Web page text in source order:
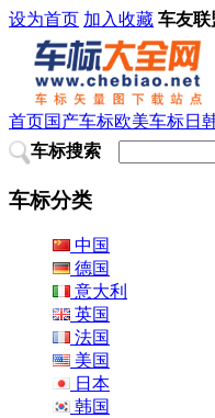
设为首页 加入收藏 车友联
首页国产车标欧美车标日
车标搜索
车标分类
中国
德国
意大利
英国
法国
美国
日本
韩国